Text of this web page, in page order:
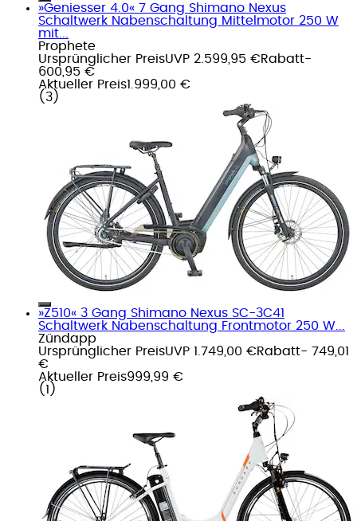
»Geniesser 4.0« 7 Gang Shimano Nexus
Schaltwerk Nabenschaltung Mittelmotor 250 W
mit...
Prophete
Ursprünglicher PreisUVP 2.599,95 €Rabatt-
600,95 €
Aktueller Preis1.999,00 €
( 3 )
»Z510« 3 Gang Shimano Nexus SC-3C41
Schaltwerk Nabenschaltung Frontmotor 250 W...
Zündapp
Ursprünglicher PreisUVP 1.749,00 €Rabatt- 749,01
€
Aktueller Preis999,99 €
( 1 )